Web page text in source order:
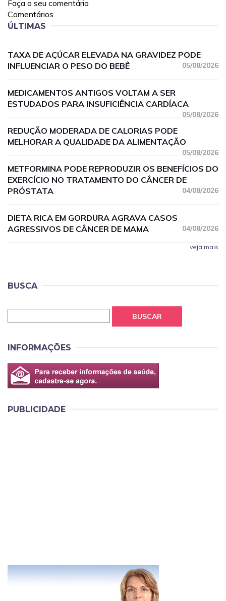
Faça o seu comentário
Comentários
ÚLTIMAS
TAXA DE AÇÚCAR ELEVADA NA GRAVIDEZ PODE
INFLUENCIAR O PESO DO BEBÊ
05/08/2026
MEDICAMENTOS ANTIGOS VOLTAM A SER
ESTUDADOS PARA INSUFICIÊNCIA CARDÍACA
05/08/2026
REDUÇÃO MODERADA DE CALORIAS PODE
MELHORAR A QUALIDADE DA ALIMENTAÇÃO
05/08/2026
METFORMINA PODE REPRODUZIR OS BENEFÍCIOS DO
EXERCÍCIO NO TRATAMENTO DO CÂNCER DE
PRÓSTATA
04/08/2026
DIETA RICA EM GORDURA AGRAVA CASOS
AGRESSIVOS DE CÂNCER DE MAMA
04/08/2026
veja mais
BUSCA
BUSCAR
INFORMAÇÕES
PUBLICIDADE